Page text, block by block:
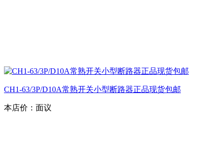
CH1-63/3P/D10A常熟开关小型断路器正品现货包邮
本店价： 面议